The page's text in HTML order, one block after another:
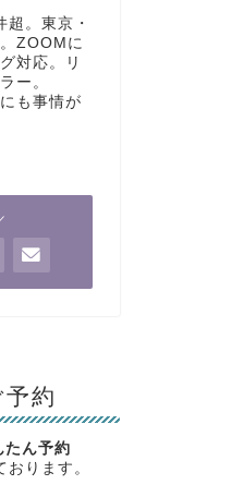
。東京・
ZOOMに
対応。リ
ー。
も事情が
約
たん予約
ります。